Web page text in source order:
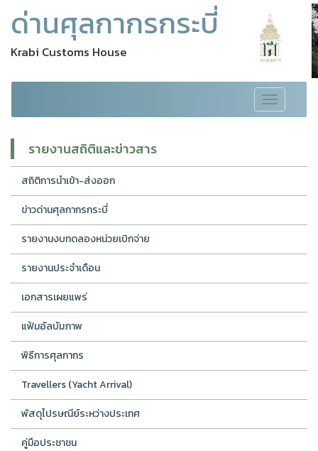
ด่านศุลกากรกระบี่
Krabi Customs House
Toggle
navigation
รายงานสถิติและข่าวสาร
สถิติการนำเข้า-ส่งออก
ข่าวด่านศุลกากรกระบี่
รายงานงบทดลองหน่วยเบิกจ่าย
รายงานประจำเดือน
เอกสารเผยแพร่
แฟ้มอัลบัมภาพ
พิธีการศุลกากร
Travellers (Yacht Arrival)
พัสดุไปรษณีย์ระหว่างประเทศ
คู่มือประชาชน